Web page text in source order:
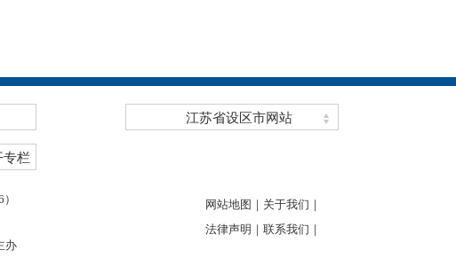
江苏省设区市网站
专栏
办
网站地图｜ 关于我们｜
法律声明｜ 联系我们｜